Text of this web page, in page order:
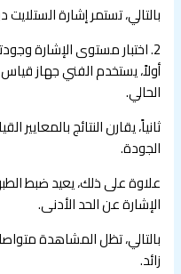
بالتالي، تستمر إشارة
2. اختبار مستوى الإشارة وجودتها
أولاً، يستخدم الفني جهاز
الحالي.
ثانياً، يقارن النتائج
الجودة.
الإشارة عن الحد الأدنى.
بالتالي، تظل المشاهدة
زائد.